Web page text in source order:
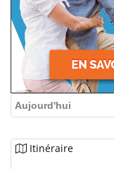
Aujourd'hui
Itinéraire